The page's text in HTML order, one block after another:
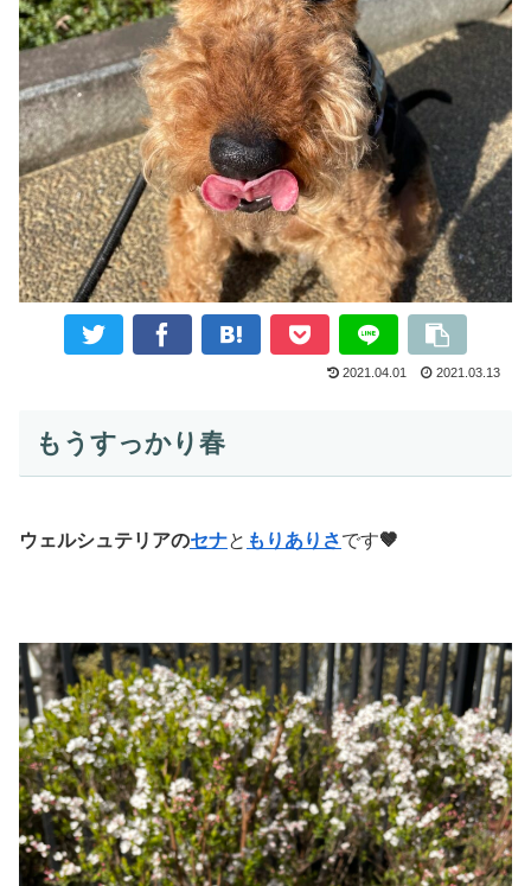
2021.04.01 2021.03.13
もうすっかり春
ウェルシュテリアのセナと もりありさです🤎